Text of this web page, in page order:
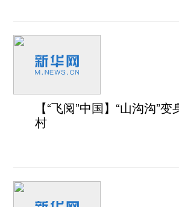
【“飞阅”中国】“山沟沟”
村